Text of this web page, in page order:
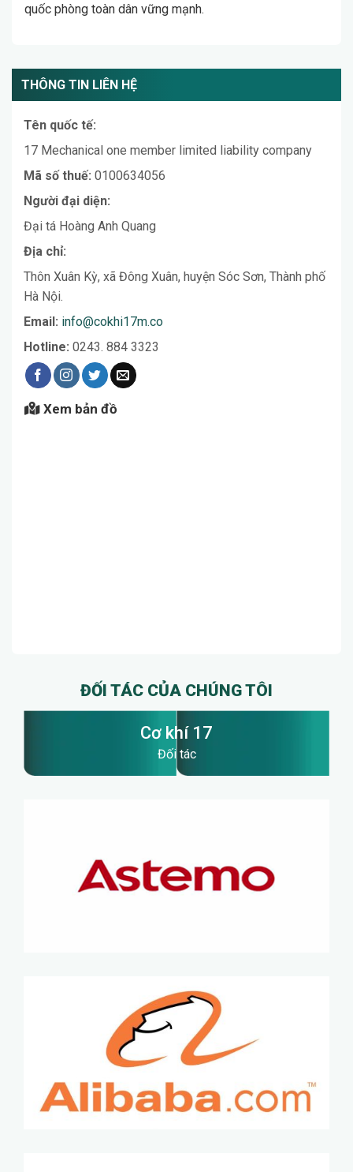
quốc phòng toàn dân vững mạnh.
THÔNG TIN LIÊN HỆ
Tên quốc tế:
17 Mechanical one member limited liability company
Mã số thuế: 0100634056
Người đại diện:
Đại tá Hoàng Anh Quang
Địa chỉ:
Thôn Xuân Kỳ, xã Đông Xuân, huyện Sóc Sơn, Thành phố
Hà Nội.
Email: info@cokhi17m.co
Hotline: 0243. 884 3323
Xem bản đồ
ĐỐI TÁC CỦA CHÚNG TÔI
Cơ khí 17
Đối tác